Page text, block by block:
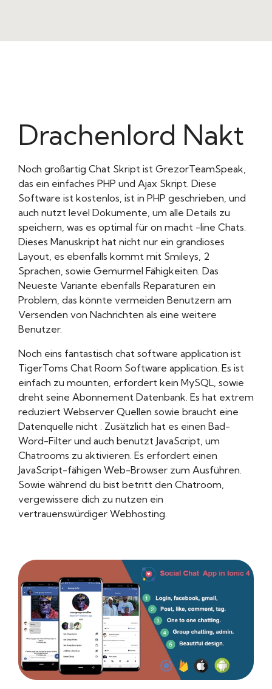
Drachenlord Nakt
Noch großartig Chat Skript ist GrezorTeamSpeak,
das ein einfaches PHP und Ajax Skript. Diese
Software ist kostenlos, ist in PHP geschrieben, und
auch nutzt level Dokumente, um alle Details zu
speichern, was es optimal für on macht -line Chats.
Dieses Manuskript hat nicht nur ein grandioses
Layout, es ebenfalls kommt mit Smileys, 2
Sprachen, sowie Gemurmel Fähigkeiten. Das
Neueste Variante ebenfalls Reparaturen ein
Problem, das könnte vermeiden Benutzern am
Versenden von Nachrichten als eine weitere
Benutzer.
Noch eins fantastisch chat software application ist
TigerToms Chat Room Software application. Es ist
einfach zu mounten, erfordert kein MySQL, sowie
dreht seine Abonnement Datenbank. Es hat extrem
reduziert Webserver Quellen sowie braucht eine
Datenquelle nicht . Zusätzlich hat es einen Bad-
Word-Filter und auch benutzt JavaScript, um
Chatrooms zu aktivieren. Es erfordert einen
JavaScript-fähigen Web-Browser zum Ausführen.
Sowie während du bist betritt den Chatroom,
vergewissere dich zu nutzen ein
vertrauenswürdiger Webhosting.